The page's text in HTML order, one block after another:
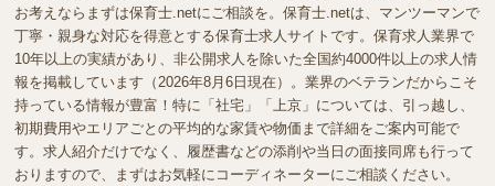
お考えならまずは保育士.netにご相談を。保育士.netは、マンツーマンで
丁寧・親身な対応を得意とする保育士求人サイトです。保育求人業界で
10年以上の実績があり、非公開求人を除いた全国約4000件以上の求人情
報を掲載しています（2026年8月6日現在）。業界のベテランだからこそ
持っている情報が豊富！特に「社宅」「上京」については、引っ越し、
初期費用やエリアごとの平均的な家賃や物価まで詳細をご案内可能で
す。求人紹介だけでなく、履歴書などの添削や当日の面接同席も行って
おりますので、まずはお気軽にコーディネーターにご相談ください。